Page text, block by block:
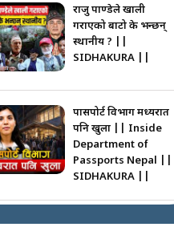
राजु पाण्डेले खाली
गराएको बाटो के भन्छन्
स्थानीय ? ||
SIDHAKURA ||
पासपोर्ट विभाग मध्यरात
पनि खुला || Inside
Department of
Passports Nepal ||
SIDHAKURA ||
कहाँ हरायो ग्यास ? ||